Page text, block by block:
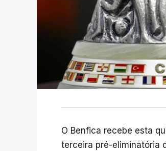
O Benfica recebe esta
terceira pré-eliminatória